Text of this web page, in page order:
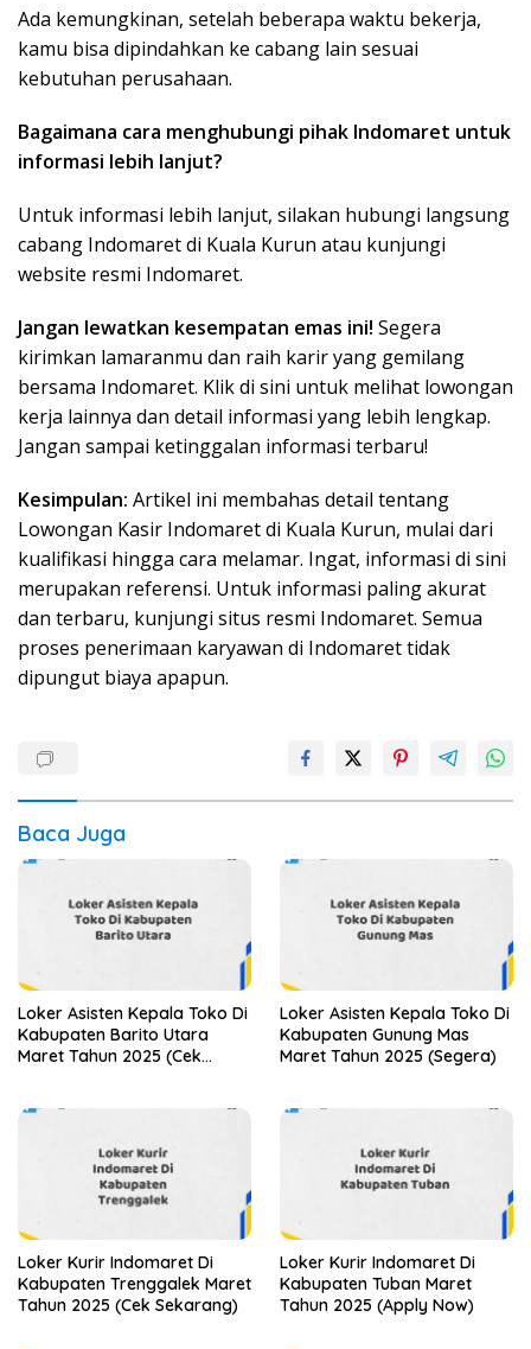
Ada kemungkinan, setelah beberapa waktu bekerja,
kamu bisa dipindahkan ke cabang lain sesuai
kebutuhan perusahaan.
Bagaimana cara menghubungi pihak Indomaret untuk
informasi lebih lanjut?
Untuk informasi lebih lanjut, silakan hubungi langsung
cabang Indomaret di Kuala Kurun atau kunjungi
website resmi Indomaret.
Jangan lewatkan kesempatan emas ini! Segera
kirimkan lamaranmu dan raih karir yang gemilang
bersama Indomaret. Klik di sini untuk melihat lowongan
kerja lainnya dan detail informasi yang lebih lengkap.
Jangan sampai ketinggalan informasi terbaru!
Kesimpulan: Artikel ini membahas detail tentang
Lowongan Kasir Indomaret di Kuala Kurun, mulai dari
kualifikasi hingga cara melamar. Ingat, informasi di sini
merupakan referensi. Untuk informasi paling akurat
dan terbaru, kunjungi situs resmi Indomaret. Semua
proses penerimaan karyawan di Indomaret tidak
dipungut biaya apapun.
Baca Juga
Loker Asisten Kepala Toko Di
Kabupaten Barito Utara
Maret Tahun 2025 (Cek
Loker Asisten Kepala Toko Di
Kabupaten Gunung Mas
Maret Tahun 2025 (Segera)
Loker Kurir Indomaret Di
Kabupaten Trenggalek Maret
Tahun 2025 (Cek Sekarang)
Loker Kurir Indomaret Di
Kabupaten Tuban Maret
Tahun 2025 (Apply Now)